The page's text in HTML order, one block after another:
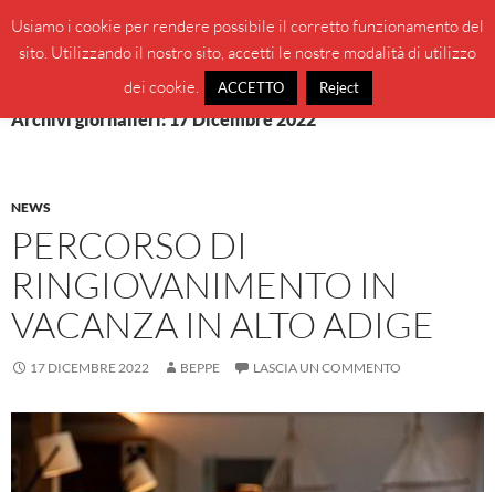
contenuto
BeppeBlog
MENU
Archivi giornalieri: 17 Dicembre 2022
NEWS
PERCORSO DI
RINGIOVANIMENTO IN
VACANZA IN ALTO ADIGE
17 DICEMBRE 2022 BEPPE LASCIA UN COMMENTO
Usiamo i cookie per rendere possibile il corretto funzionamento del
sito. Utilizzando il nostro sito, accetti le nostre modalità di utilizzo
dei cookie.
ACCETTO Reject